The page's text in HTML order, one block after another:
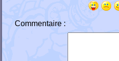
Commentaire :